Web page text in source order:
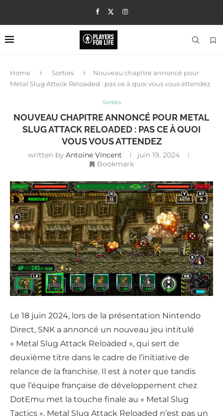
Home Sorties
Nouveau chapitre annoncé pour
Metal Slug Attack Reloaded : pas ce à quoi vous vous attendez
Sorties
NOUVEAU CHAPITRE ANNONCÉ POUR METAL
SLUG ATTACK RELOADED : PAS CE À QUOI
VOUS VOUS ATTENDEZ
written by Antoine Vincent
juin 19, 2024
Bookmark
Le 18 juin 2024, lors de la présentation Nintendo
Direct, SNK a annoncé un nouveau jeu intitulé
« Metal Slug Attack Reloaded », qui sert de
deuxième titre dans le cadre de l’initiative de
relance de la franchise. Il est à noter que tandis
que l’équipe française de développement chez
DotEmu met la touche finale au « Metal Slug
Tactics », Metal Slug Attack Reloaded n’est pas un